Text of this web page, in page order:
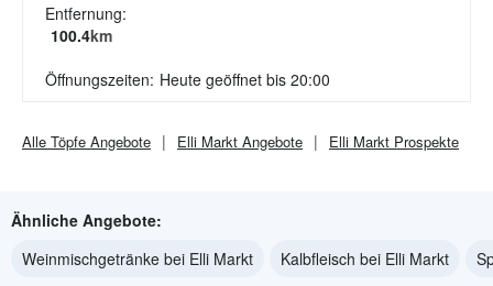
Entfernung:
100.4km
Öffnungszeiten: Heute geöffnet bis 20:00
Alle Töpfe Angebote Elli Markt Angebote Elli Markt Prospekte
Ähnliche Angebote:
Weinmischgetränke bei Elli Markt
Kalbfleisch bei Elli Markt